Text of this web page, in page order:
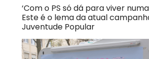
‘Com o PS só dá para viver
Este é o lema da atual
Juventude Popular